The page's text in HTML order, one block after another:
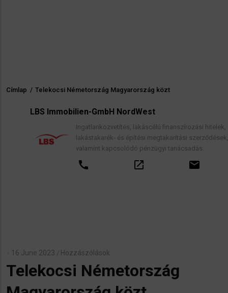
Morzsa
Címlap / Telekocsi Németország Magyarország közt
LBS Immobilien-GmbH NordWest
Ingatlanközvetítés, lakáscélú finanszírozási hitelek,
lakástakarék- és építési megtakarítási szerződések,
valamint kapcsolódó pénzügyi tanácsadás.
16 June 2023 / Hozzászólások
Telekocsi Németország